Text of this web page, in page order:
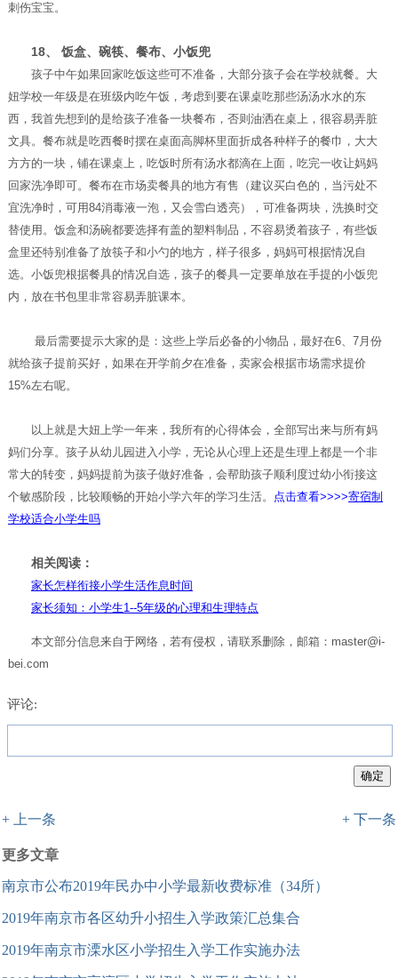
刺伤宝宝。
18、 饭盒、碗筷、餐布、小饭兜
孩子中午如果回家吃饭这些可不准备，大部分孩子会在学校就餐。大
妞学校一年级是在班级内吃午饭，考虑到要在课桌吃那些汤汤水水的东
西，我首先想到的是给孩子准备一块餐布，否则油洒在桌上，很容易弄脏
文具。餐布就是吃西餐时摆在桌面高脚杯里面折成各种样子的餐巾，大大
方方的一块，铺在课桌上，吃饭时所有汤水都滴在上面，吃完一收让妈妈
回家洗净即可。餐布在市场卖餐具的地方有售（建议买白色的，当污处不
宜洗净时，可用84消毒液一泡，又会雪白透亮），可准备两块，洗换时交
替使用。饭盒和汤碗都要选择有盖的塑料制品，不容易烫着孩子，有些饭
盒里还特别准备了放筷子和小勺的地方，样子很多，妈妈可根据情况自
选。小饭兜根据餐具的情况自选，孩子的餐具一定要单放在手提的小饭兜
内，放在书包里非常容易弄脏课本。
最后需要提示大家的是：这些上学后必备的小物品，最好在6、7月份
就给孩子提前买好，如果在开学前夕在准备，卖家会根据市场需求提价
15%左右呢。
以上就是大妞上学一年来，我所有的心得体会，全部写出来与所有妈
妈们分享。孩子从幼儿园进入小学，无论从心理上还是生理上都是一个非
常大的转变，妈妈提前为孩子做好准备，会帮助孩子顺利度过幼小衔接这
个敏感阶段，比较顺畅的开始小学六年的学习生活。 点击查看>>>>寄宿制
学校适合小学生吗
相关阅读：
家长怎样衔接小学生活作息时间
家长须知：小学生1--5年级的心理和生理特点
本文部分信息来自于网络，若有侵权，请联系删除，邮箱：master@i-
bei.com
评论:
+ 下一条
+ 上一条
更多文章
南京市公布2019年民办中小学最新收费标准（34所）
2019年南京市各区幼升小招生入学政策汇总集合
2019年南京市溧水区小学招生入学工作实施办法